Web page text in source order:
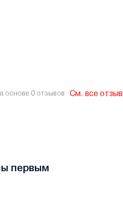
основе 0 отзывов См. все
первым